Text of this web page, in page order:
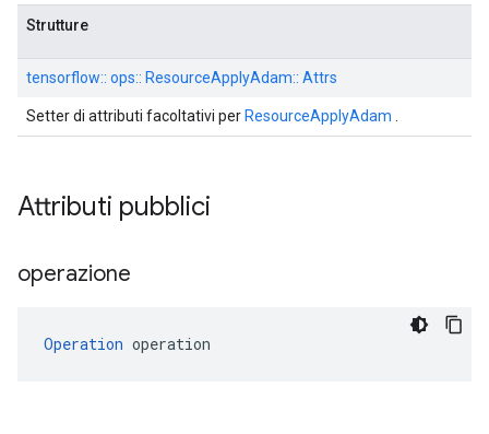
Strutture
tensorflow:: ops:: ResourceApplyAdam:: Attrs
Setter di attributi facoltativi per ResourceApplyAdam
Attributi pubblici
operazione
Operation operation